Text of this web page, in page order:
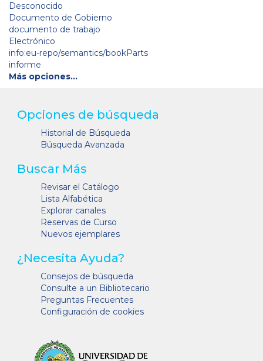
Desconocido
Documento de Gobierno
documento de trabajo
Electrónico
info:eu-repo/semantics/bookParts
informe
Más opciones…
Opciones de búsqueda
Historial de Búsqueda
Búsqueda Avanzada
Buscar Más
Revisar el Catálogo
Lista Alfabética
Explorar canales
Reservas de Curso
Nuevos ejemplares
¿Necesita Ayuda?
Consejos de búsqueda
Consulte a un Bibliotecario
Preguntas Frecuentes
Configuración de cookies